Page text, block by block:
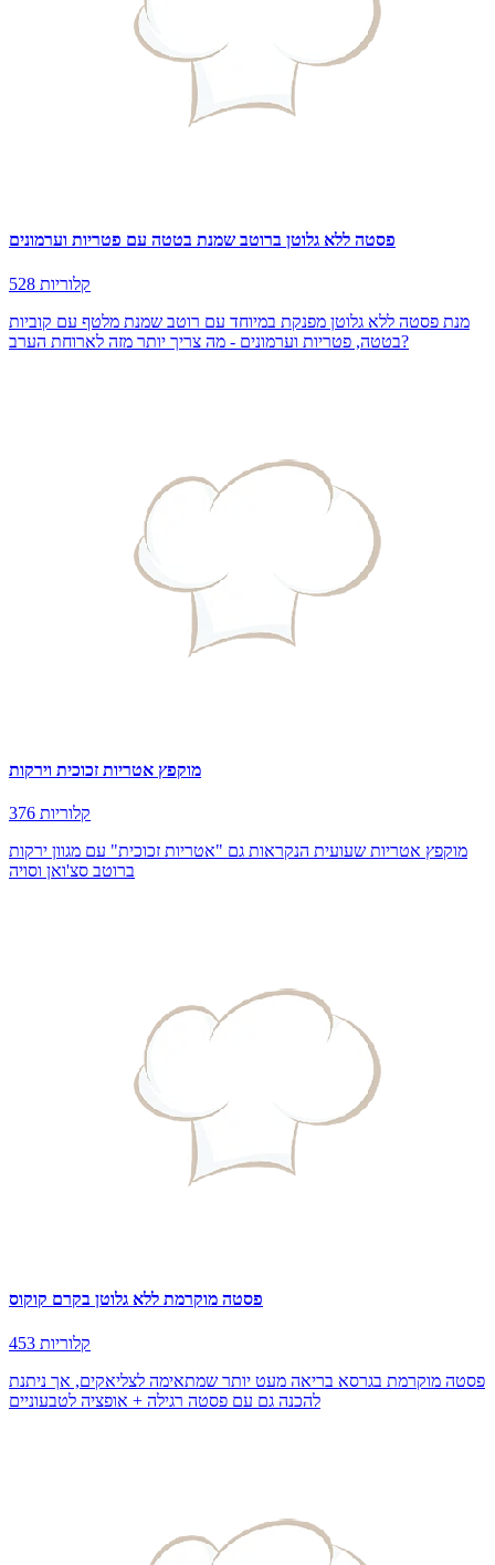
פסטה ללא גלוטן ברוטב שמנת בטטה עם פטריות וערמונים
528 קלוריות
מנת פסטה ללא גלוטן מפנקת במיוחד עם רוטב שמנת מלטף עם קוביות
בטטה, פטריות וערמונים - מה צריך יותר מזה לארוחת הערב?
מוקפץ אטריות זכוכית וירקות
376 קלוריות
מוקפץ אטריות שעועית הנקראות גם "אטריות זכוכית" עם מגוון ירקות
ברוטב סצ'ואן וסויה
פסטה מוקרמת ללא גלוטן בקרם קוקוס
453 קלוריות
פסטה מוקרמת בגרסא בריאה מעט יותר שמתאימה לצליאקים, אך ניתנת
להכנה גם עם פסטה רגילה + אופציה לטבעוניים